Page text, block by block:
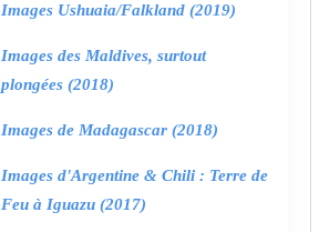
Images Ushuaia/Falkland (2019)
Images des Maldives, surtout
plongées (2018)
Images de Madagascar (2018)
Images d'Argentine & Chili : Terre de
Feu à Iguazu (2017)